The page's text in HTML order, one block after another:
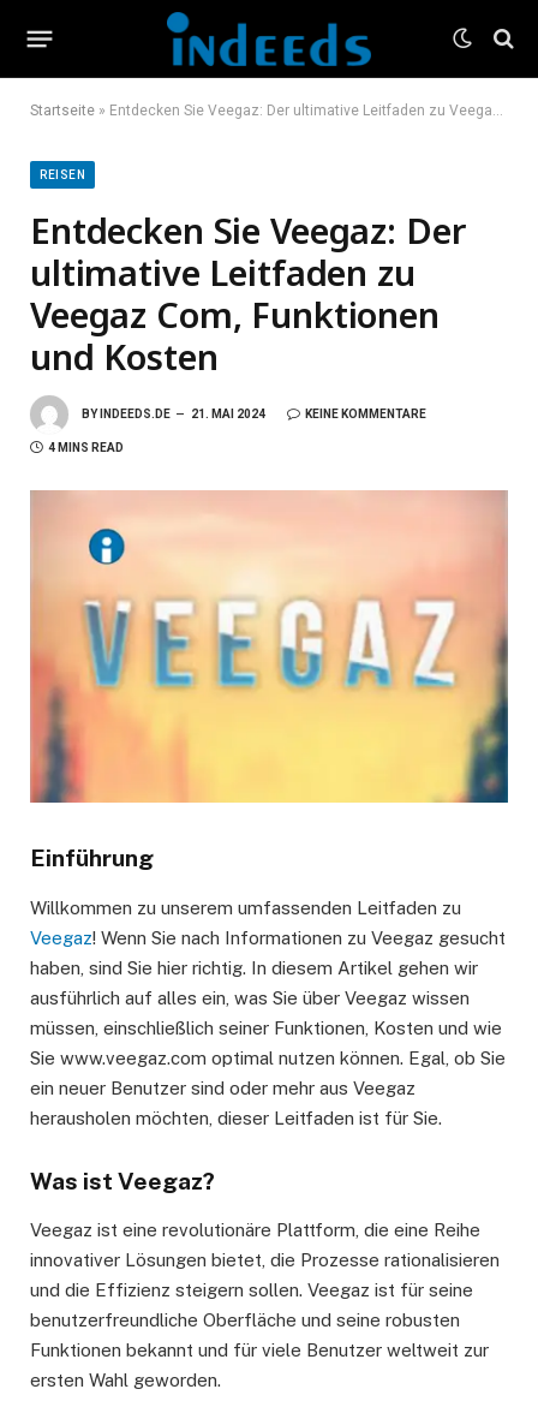
Startseite » Entdecken Sie Veegaz: Der ultimative Leitfaden zu Veegaz Com, Funktionen und Kosten
REISEN
Entdecken Sie Veegaz: Der
ultimative Leitfaden zu
Veegaz Com, Funktionen
und Kosten
BY INDEEDS.DE 21. MAI 2024 KEINE KOMMENTARE
4 MINS READ
Einführung
Willkommen zu unserem umfassenden Leitfaden zu
Veegaz! Wenn Sie nach Informationen zu Veegaz gesucht
haben, sind Sie hier richtig. In diesem Artikel gehen wir
ausführlich auf alles ein, was Sie über Veegaz wissen
müssen, einschließlich seiner Funktionen, Kosten und wie
Sie www.veegaz.com optimal nutzen können. Egal, ob Sie
ein neuer Benutzer sind oder mehr aus Veegaz
herausholen möchten, dieser Leitfaden ist für Sie.
Was ist Veegaz?
Veegaz ist eine revolutionäre Plattform, die eine Reihe
innovativer Lösungen bietet, die Prozesse rationalisieren
und die Effizienz steigern sollen. Veegaz ist für seine
benutzerfreundliche Oberfläche und seine robusten
Funktionen bekannt und für viele Benutzer weltweit zur
ersten Wahl geworden.